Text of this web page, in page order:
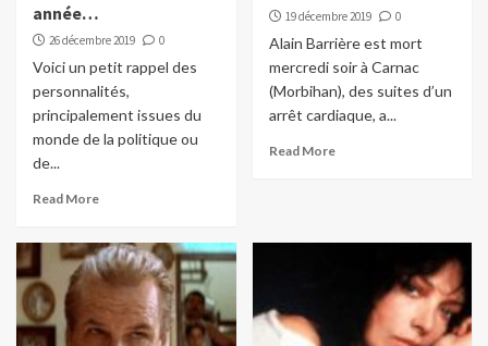
année…
26 décembre 2019 0
Voici un petit rappel des
personnalités,
principalement issues du
monde de la politique ou
de...
Read More
19 décembre 2019 0
Alain Barrière est mort
mercredi soir à Carnac
(Morbihan), des suites d’un
arrêt cardiaque, a...
Read More